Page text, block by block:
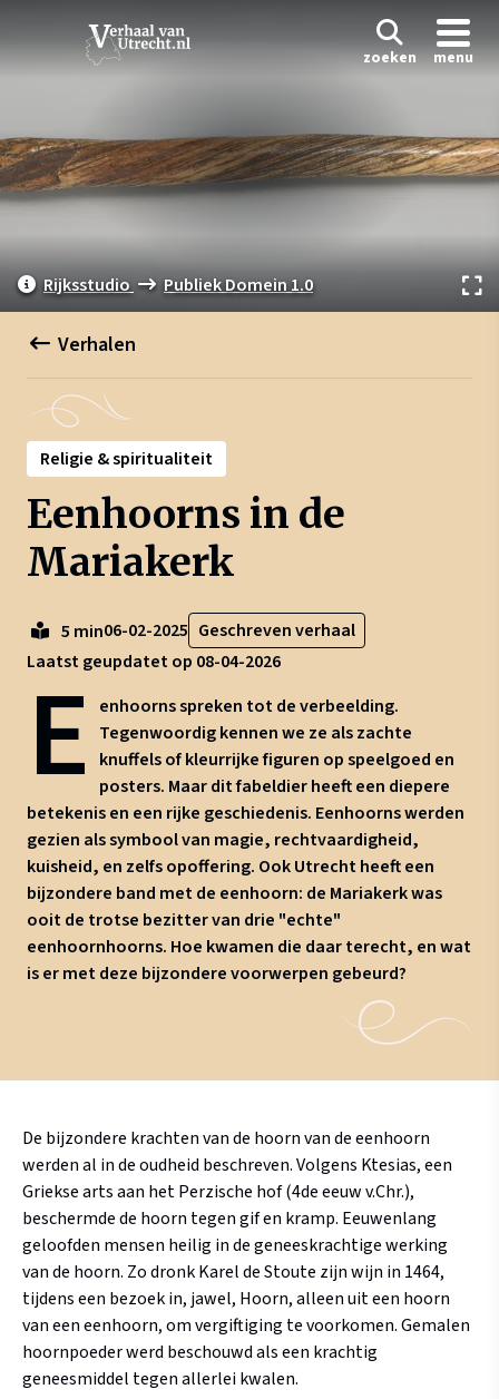
zoeken menu
Rijksstudio Publiek Domein 1.0
Verhalen
Religie & spiritualiteit
Eenhoorns in de
Mariakerk
5 min06-02-2025 Geschreven verhaal
Laatst geupdatet op 08-04-2026
E
enhoorns spreken tot de verbeelding.
Tegenwoordig kennen we ze als zachte
knuffels of kleurrijke figuren op speelgoed en
posters. Maar dit fabeldier heeft een diepere
betekenis en een rijke geschiedenis. Eenhoorns werden
gezien als symbool van magie, rechtvaardigheid,
kuisheid, en zelfs opoffering. Ook Utrecht heeft een
bijzondere band met de eenhoorn: de Mariakerk was
ooit de trotse bezitter van drie "echte"
eenhoornhoorns. Hoe kwamen die daar terecht, en wat
is er met deze bijzondere voorwerpen gebeurd?
De bijzondere krachten van de hoorn van de eenhoorn
werden al in de oudheid beschreven. Volgens Ktesias, een
Griekse arts aan het Perzische hof (4de eeuw v.Chr.),
beschermde de hoorn tegen gif en kramp. Eeuwenlang
geloofden mensen heilig in de geneeskrachtige werking
van de hoorn. Zo dronk Karel de Stoute zijn wijn in 1464,
tijdens een bezoek in, jawel, Hoorn, alleen uit een hoorn
van een eenhoorn, om vergiftiging te voorkomen. Gemalen
hoornpoeder werd beschouwd als een krachtig
geneesmiddel tegen allerlei kwalen.